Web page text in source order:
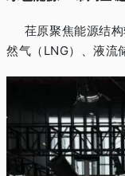
荏原聚焦能源结构
然气（ LNG）、液流